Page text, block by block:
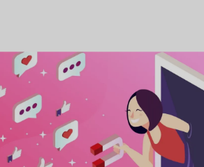
SEM CATEGORIA
Estratégias de Engajamento
para o Marketing de
Influência